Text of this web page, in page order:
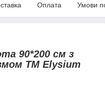
Оплата Умови
90*200 см з
ТМ Elysium